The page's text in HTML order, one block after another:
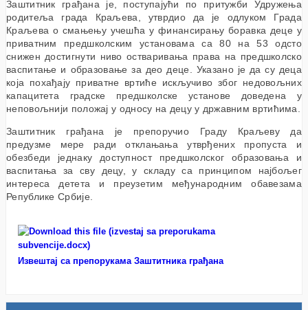
Заштитник грађана је, поступајући по притужби Удружења
родитеља града Краљева, утврдио да је одлуком Града
Краљева о смањењу учешћа у финансирању боравка деце у
приватним предшколским установама са 80 на 53 одсто
снижен достигнути ниво остваривања права на предшколско
васпитање и образовање за део деце. Указано је да су деца
која похађају приватне вртиће искључиво због недовољних
капацитета градске предшколске установе доведена у
неповољнији положај у односу на децу у државним вртићима.
Заштитник грађана је препоручио Граду Краљеву да
предузме мере ради отклањања утврђених пропуста и
обезбеди једнаку доступност предшколског образовања и
васпитања за сву децу, у складу са принципом најбољег
интереса детета и преузетим међународним обавезама
Републике Србије.
Извештај са препорукама Заштитника грађана